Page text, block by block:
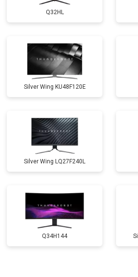
Q32HL
Silver Wing KU48F120E
Silver Wing LQ27F240L
Q34H144